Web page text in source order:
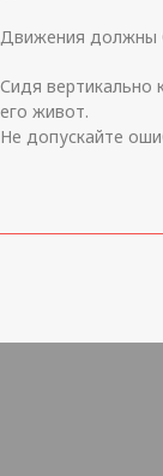
Движения должны
Сидя вертикально
его живот.
Не допускайте